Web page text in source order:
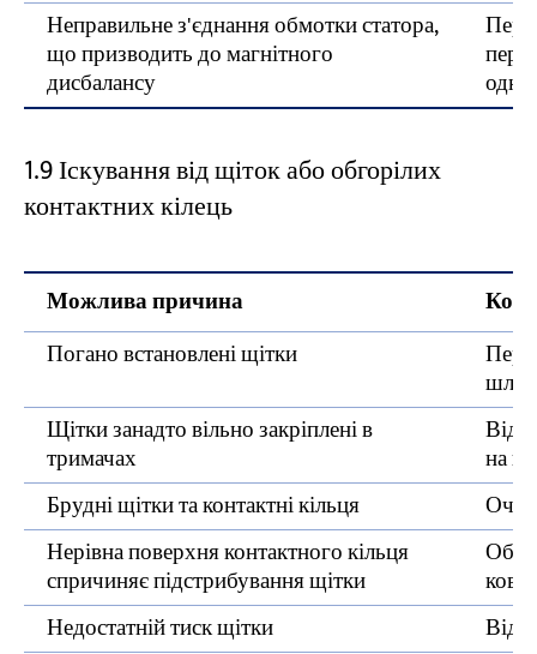
Неправильне з'єднання обмотки статора,
що призводить до магнітного
дисбалансу
1.9 Іскування від щіток або обгорілих
контактних кілець
Можлива причина
Погано встановлені щітки
Щітки занадто вільно закріплені в
тримачах
на
Брудні щітки та контактні кільця
Нерівна поверхня контактного кільця
спричиняє підстрибування щітки
Недостатній тиск щітки